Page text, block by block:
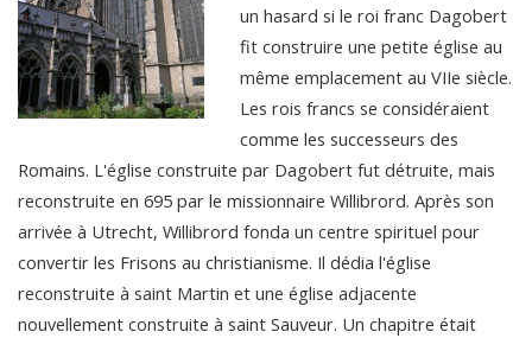
un hasard si le roi franc Dagobert
fit construire une petite église au
même emplacement au VIIe siècle.
Les rois francs se considéraient
comme les successeurs des
Romains. L'église construite par Dagobert fut détruite, mais
reconstruite en 695 par le missionnaire Willibrord. Après son
arrivée à Utrecht, Willibrord fonda un centre spirituel pour
convertir les Frisons au christianisme. Il dédia l'église
reconstruite à saint Martin et une église adjacente
nouvellement construite à saint Sauveur. Un chapitre était